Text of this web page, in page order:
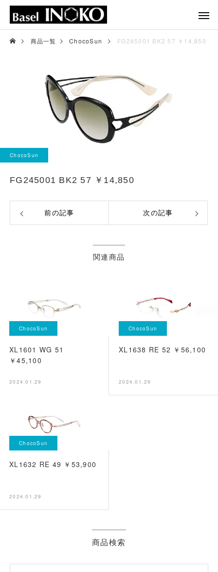
商品一覧 ChocoSun FG245001 BK2 57 ￥14,850
ChocoSun
FG245001 BK2 57 ￥14,850
前の記事 次の記事
関連商品
ChocoSun
XL1601 WG 51
￥45,100
2024.01.29
ChocoSun
XL1638 RE 52 ￥56,100
2024.01.29
ChocoSun
XL1632 RE 49 ￥53,900
2024.01.29
商品検索